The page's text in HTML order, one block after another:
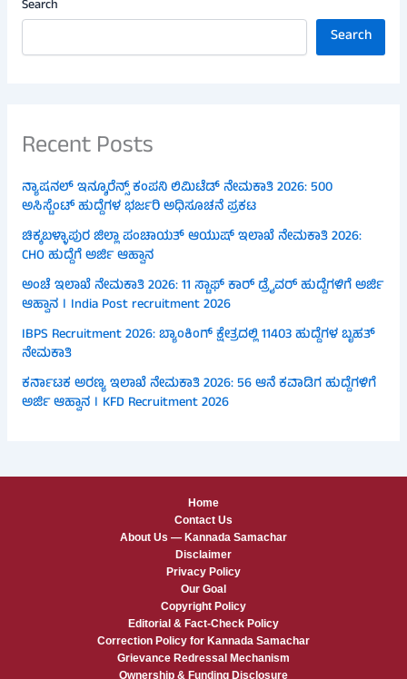
Search
Search
Recent Posts
ನ್ಯಾಷನಲ್ ಇನ್ಶೂರೆನ್ಸ್ ಕಂಪನಿ ಲಿಮಿಟೆಡ್ ನೇಮಕಾತಿ 2026: 500
ಅಸಿಸ್ಟೆಂಟ್ ಹುದ್ದೆಗಳ ಭರ್ಜರಿ ಅಧಿಸೂಚನೆ ಪ್ರಕಟ
ಚಿಕ್ಕಬಳ್ಳಾಪುರ ಜಿಲ್ಲಾ ಪಂಚಾಯತ್ ಆಯುಷ್ ಇಲಾಖೆ ನೇಮಕಾತಿ 2026:
CHO ಹುದ್ದೆಗೆ ಅರ್ಜಿ ಆಹ್ವಾನ
ಅಂಚೆ ಇಲಾಖೆ ನೇಮಕಾತಿ 2026: 11 ಸ್ಟಾಫ್ ಕಾರ್ ಡ್ರೈವರ್ ಹುದ್ದೆಗಳಿಗೆ ಅರ್ಜಿ
ಆಹ್ವಾನ । India Post recruitment 2026
IBPS Recruitment 2026: ಬ್ಯಾಂಕಿಂಗ್ ಕ್ಷೇತ್ರದಲ್ಲಿ 11403 ಹುದ್ದೆಗಳ ಬೃಹತ್
ನೇಮಕಾತಿ
ಕರ್ನಾಟಕ ಅರಣ್ಯ ಇಲಾಖೆ ನೇಮಕಾತಿ 2026: 56 ಆನೆ ಕವಾಡಿಗ ಹುದ್ದೆಗಳಿಗೆ
ಅರ್ಜಿ ಆಹ್ವಾನ । KFD Recruitment 2026
Home
Contact Us
About Us — Kannada Samachar
Disclaimer
Privacy Policy
Our Goal
Copyright Policy
Editorial & Fact-Check Policy
Correction Policy for Kannada Samachar
Grievance Redressal Mechanism
Ownership & Funding Disclosure